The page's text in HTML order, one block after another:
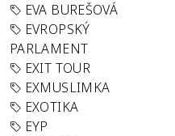
EVA BUREŠOVÁ
EVROPSKÝ
PARLAMENT
EXIT TOUR
EXMUSLIMKA
EXOTIKA
EYP